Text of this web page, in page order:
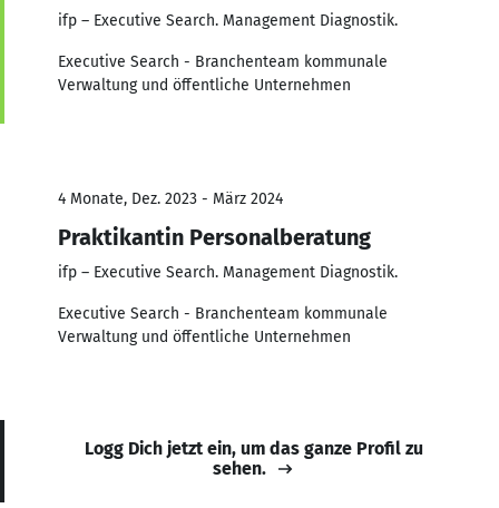
ifp – Executive Search. Management Diagnostik.
Executive Search - Branchenteam kommunale
Verwaltung und öffentliche Unternehmen
4 Monate, Dez. 2023 - März 2024
Praktikantin Personalberatung
ifp – Executive Search. Management Diagnostik.
Executive Search - Branchenteam kommunale
Verwaltung und öffentliche Unternehmen
Logg Dich jetzt ein, um das ganze Profil zu
sehen.